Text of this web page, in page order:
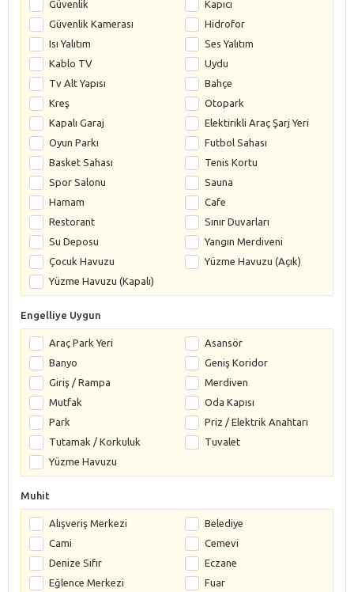
Güvenlik
Kapıcı
Güvenlik Kamerası
Hidrofor
Isı Yalıtım
Ses Yalıtım
Kablo TV
Uydu
Tv Alt Yapısı
Bahçe
Kreş
Otopark
Kapalı Garaj
Elektirikli Araç Şarj Yeri
Oyun Parkı
Futbol Sahası
Basket Sahası
Tenis Kortu
Spor Salonu
Sauna
Hamam
Cafe
Restorant
Sınır Duvarları
Su Deposu
Yangın Merdiveni
Çocuk Havuzu
Yüzme Havuzu (Açık)
Yüzme Havuzu (Kapalı)
Engelliye Uygun
Araç Park Yeri
Asansör
Banyo
Geniş Koridor
Giriş / Rampa
Merdiven
Mutfak
Oda Kapısı
Park
Priz / Elektrik Anahtarı
Tutamak / Korkuluk
Tuvalet
Yüzme Havuzu
Muhit
Alışveriş Merkezi
Belediye
Cami
Cemevi
Denize Sıfır
Eczane
Eğlence Merkezi
Fuar